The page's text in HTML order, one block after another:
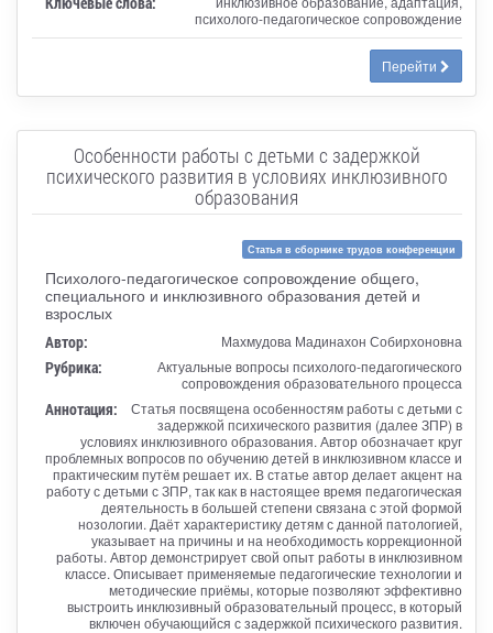
психолого-педагогическое сопровождение
Перейти
Особенности работы с детьми с задержкой
психического развития в условиях инклюзивного
образования
Статья в сборнике трудов конференции
Психолого-педагогическое сопровождение общего,
специального и инклюзивного образования детей и
взрослых
Автор: Махмудова Мадинахон Собирхоновна
Рубрика:
Актуальные вопросы психолого-педагогического
сопровождения образовательного процесса
Аннотация:
Статья посвящена особенностям работы с детьми с
задержкой психического развития (далее ЗПР) в
условиях инклюзивного образования. Автор обозначает круг
проблемных вопросов по обучению детей в инклюзивном классе и
практическим путём решает их. В статье автор делает акцент на
работу с детьми с ЗПР, так как в настоящее время педагогическая
деятельность в большей степени связана с этой формой
нозологии. Даёт характеристику детям с данной патологией,
указывает на причины и на необходимость коррекционной
работы. Автор демонстрирует свой опыт работы в инклюзивном
классе. Описывает применяемые педагогические технологии и
методические приёмы, которые позволяют эффективно
выстроить инклюзивный образовательный процесс, в который
включен обучающийся с задержкой психического развития.